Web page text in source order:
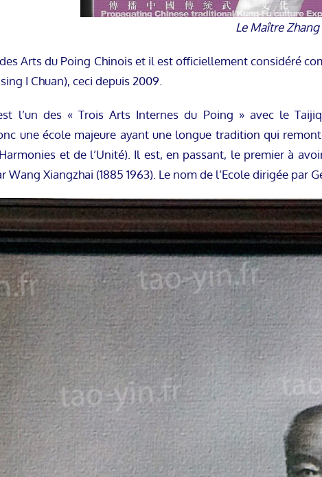
Le Maître Zhang
des Arts du Poing Chinois et il est officiellement considéré
I Chuan), ceci depuis 2009.
l’un des « Trois Arts Internes du Poing » avec le
une école majeure ayant une longue tradition qui
et de l’Unité). Il est, en passant, le premier à
Wang Xiangzhai (1885 1963). Le nom de l’Ecole dirigée par